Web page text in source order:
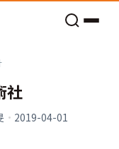
社
· 2019-04-01